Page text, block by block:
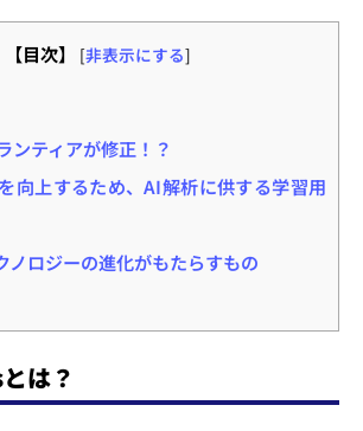
【目次】 [非表示にする]
ンティアが修正！？
向上するため、AI解析に供する学習用
ノロジーの進化がもたらすもの
は？